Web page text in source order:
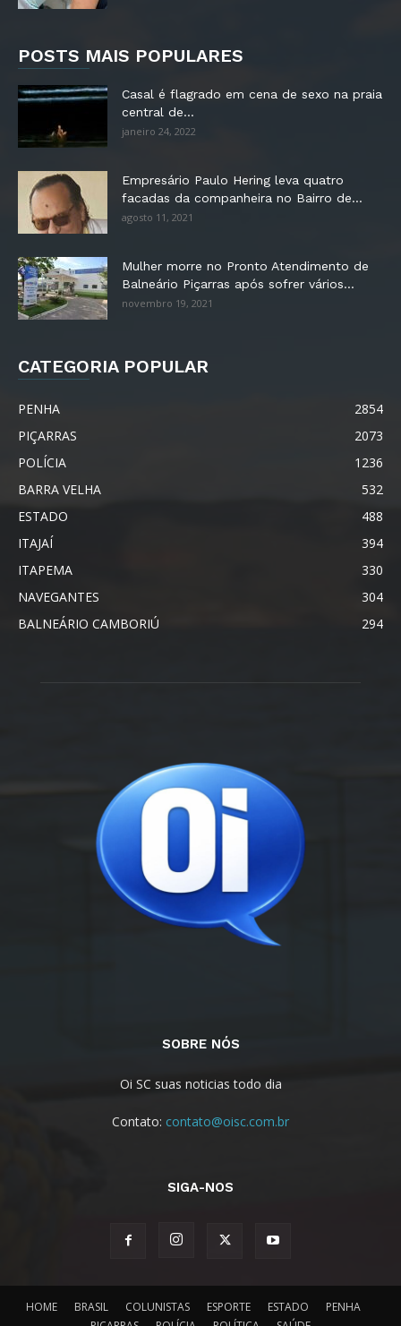
POSTS MAIS POPULARES
Casal é flagrado em cena de sexo na praia
central de...
janeiro 24, 2022
Empresário Paulo Hering leva quatro
facadas da companheira no Bairro de...
agosto 11, 2021
Mulher morre no Pronto Atendimento de
Balneário Piçarras após sofrer vários...
novembro 19, 2021
CATEGORIA POPULAR
PENHA
2854
PIÇARRAS
2073
POLÍCIA
1236
BARRA VELHA
532
ESTADO
488
ITAJAÍ
394
ITAPEMA
330
NAVEGANTES
304
BALNEÁRIO CAMBORIÚ
294
SOBRE NÓS
Oi SC suas noticias todo dia
Contato: contato@oisc.com.br
SIGA-NOS
HOME BRASIL COLUNISTAS ESPORTE ESTADO
PENHA